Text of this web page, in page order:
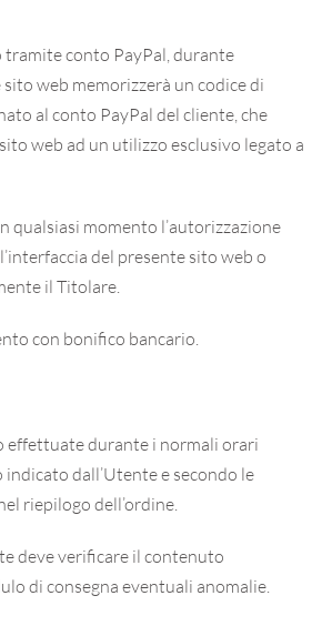
tramite conto PayPal, durante
sito web memorizzerà un codice di
al conto PayPal del cliente, che
web ad un utilizzo esclusivo legato a
qualsiasi momento l’autorizzazione
del presente sito web o
il Titolare.
con bonifico bancario.
effettuate durante i normali orari
dall’Utente e secondo le
riepilogo dell’ordine.
deve verificare il contenuto
di consegna eventuali anomalie.